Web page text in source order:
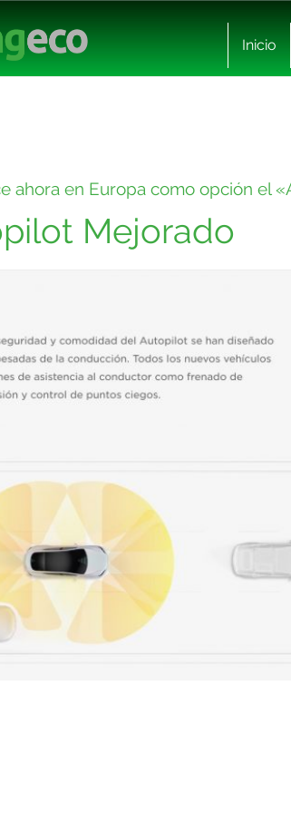
Inicio
ahora en Europa como opción el
Mejorado